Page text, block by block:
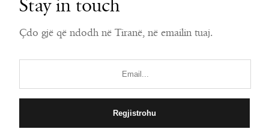
Stay in touch
Çdo gjë që ndodh në Tiranë, në emailin tuaj.